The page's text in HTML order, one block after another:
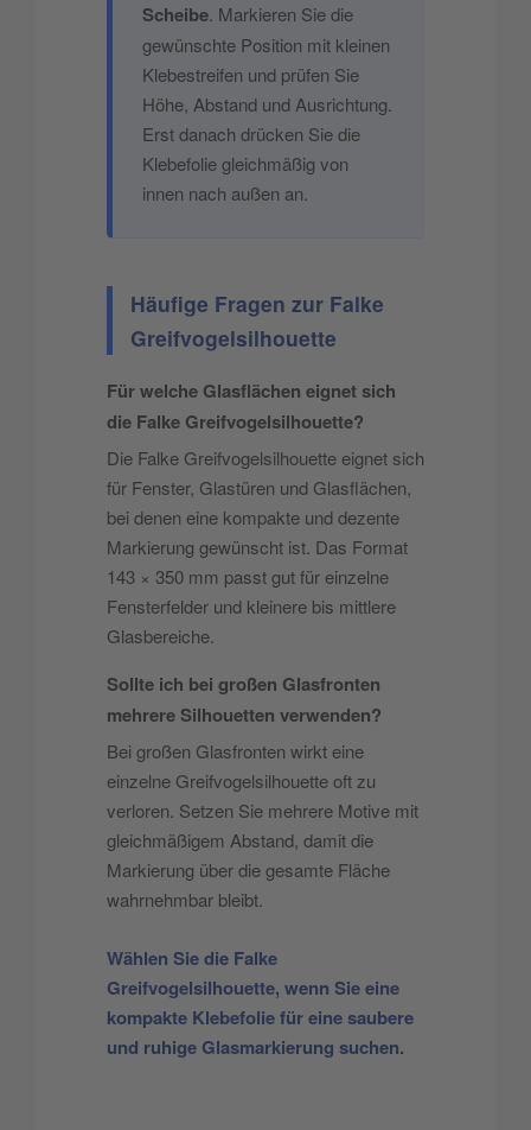
Scheibe. Markieren Sie die
gewünschte Position mit kleinen
Klebestreifen und prüfen Sie
Höhe, Abstand und Ausrichtung.
Erst danach drücken Sie die
Klebefolie gleichmäßig von
innen nach außen an.
Häufige Fragen zur Falke
Greifvogelsilhouette
Für welche Glasflächen eignet sich
die Falke Greifvogelsilhouette?
Die Falke Greifvogelsilhouette eignet sich
für Fenster, Glastüren und Glasflächen,
bei denen eine kompakte und dezente
Markierung gewünscht ist. Das Format
143 × 350 mm passt gut für einzelne
Fensterfelder und kleinere bis mittlere
Glasbereiche.
Sollte ich bei großen Glasfronten
mehrere Silhouetten verwenden?
Bei großen Glasfronten wirkt eine
einzelne Greifvogelsilhouette oft zu
verloren. Setzen Sie mehrere Motive mit
gleichmäßigem Abstand, damit die
Markierung über die gesamte Fläche
wahrnehmbar bleibt.
Wählen Sie die Falke
Greifvogelsilhouette, wenn Sie eine
kompakte Klebefolie für eine saubere
und ruhige Glasmarkierung suchen.